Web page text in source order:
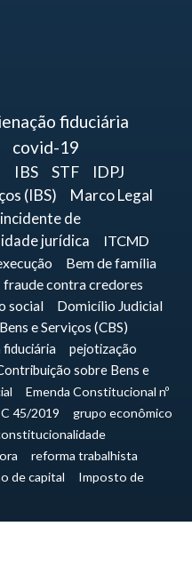
fiduciária
covid-19
IBS STF
IDPJ
(IBS)
Marco Legal
incidente de
jurídica
ITCMD
Bem de família
fraude contra credores
social
Domicílio Judicial
e Serviços (CBS)
pejotização
sobre Bens e
Emenda Constitucional nº
45/2019
grupo econômico
reforma trabalhista
de capital
Imposto de